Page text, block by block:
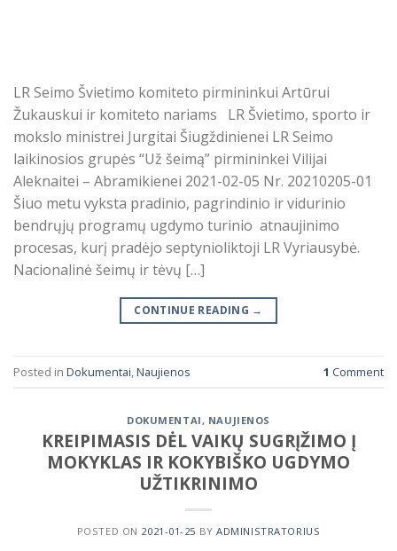
LR Seimo Švietimo komiteto pirmininkui Artūrui
Žukauskui ir komiteto nariams LR Švietimo, sporto ir
mokslo ministrei Jurgitai Šiugždinienei LR Seimo
laikinosios grupės “Už šeimą” pirmininkei Vilijai
Aleknaitei – Abramikienei 2021-02-05 Nr. 20210205-01
Šiuo metu vyksta pradinio, pagrindinio ir vidurinio
bendrųjų programų ugdymo turinio atnaujinimo
procesas, kurį pradėjo septynioliktoji LR Vyriausybė.
Nacionalinė šeimų ir tėvų […]
CONTINUE READING →
Posted in Dokumentai,Naujienos 1 Comment
DOKUMENTAI, NAUJIENOS
KREIPIMASIS DĖL VAIKŲ SUGRĮŽIMO Į
MOKYKLAS IR KOKYBIŠKO UGDYMO
UŽTIKRINIMO
POSTED ON 2021-01-25 BYADMINISTRATORIUS